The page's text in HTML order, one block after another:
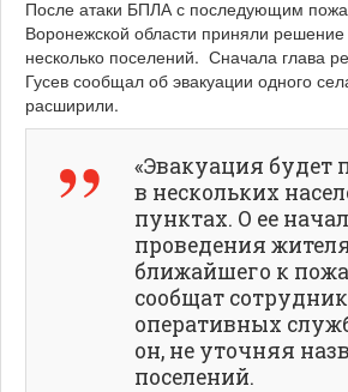
После атаки БПЛА с последующим
Воронежской области приняли решение
несколько поселений. Сначала глава
Гусев сообщал об эвакуации одного
расширили.
«Эвакуация будет
в нескольких
пунктах. О ее
проведения
ближайшего к
сообщат
оперативных
он, не уточняя
поселений.